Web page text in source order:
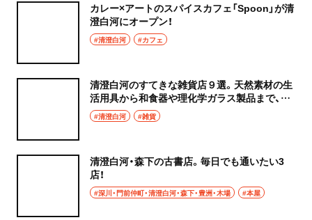
カレー×アートのスパイスカフェ「Spoon」が清
澄白河にオープン！
#清澄白河 #カフェ
清澄白河のすてきな雑貨店９選。天然素材の生
活用具から和食器や理化学ガラス製品まで、店
主の“好き”が詰まった楽しいお店。
#清澄白河 #雑貨
清澄白河・森下の古書店。毎日でも通いたい3
店！
#深川・門前仲町・清澄白河・森下・豊洲・木場 #本屋